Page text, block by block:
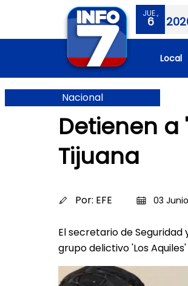
JUE.,
6
Local
Nacional
Detienen
Tijuana
Por: EFE 03
El secretario de
grupo delictivo 'Los